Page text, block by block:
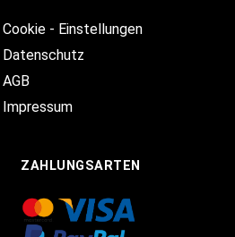
Cookie - Einstellungen
Datenschutz
AGB
Impressum
ZAHLUNGSARTEN